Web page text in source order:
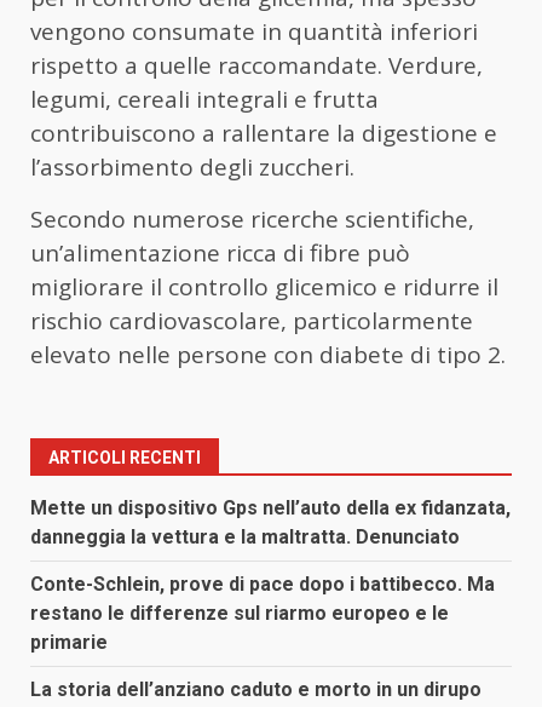
vengono consumate in quantità inferiori
rispetto a quelle raccomandate. Verdure,
legumi, cereali integrali e frutta
contribuiscono a rallentare la digestione e
l’assorbimento degli zuccheri.
Secondo numerose ricerche scientifiche,
un’alimentazione ricca di fibre può
migliorare il controllo glicemico e ridurre il
rischio cardiovascolare, particolarmente
elevato nelle persone con diabete di tipo 2.
ARTICOLI RECENTI
Mette un dispositivo Gps nell’auto della ex fidanzata,
danneggia la vettura e la maltratta. Denunciato
Conte-Schlein, prove di pace dopo i battibecco. Ma
restano le differenze sul riarmo europeo e le
primarie
La storia dell’anziano caduto e morto in un dirupo